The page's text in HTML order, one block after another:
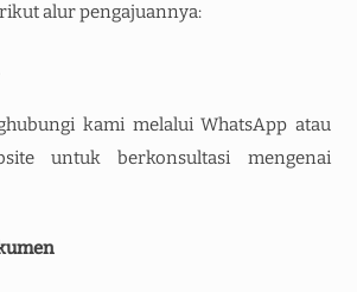
alur pengajuannya:
kami melalui WhatsApp atau
untuk berkonsultasi mengenai